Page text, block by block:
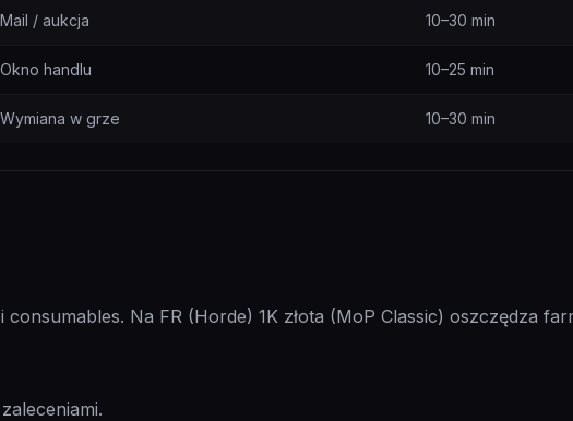
Mail / aukcja 10–30 min
Okno handlu 10–25 min
Wymiana w grze 10–30 min
Na FR (Horde) 1K złota (MoP Classic) oszczędza